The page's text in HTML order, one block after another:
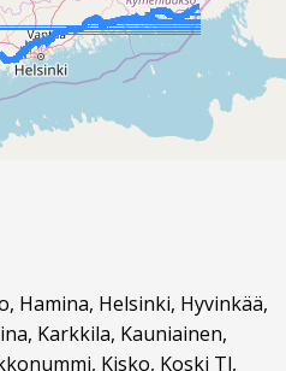
Hamina, Helsinki, Hyvinkää,
Karkkila, Kauniainen,
Kisko, Koski Tl,